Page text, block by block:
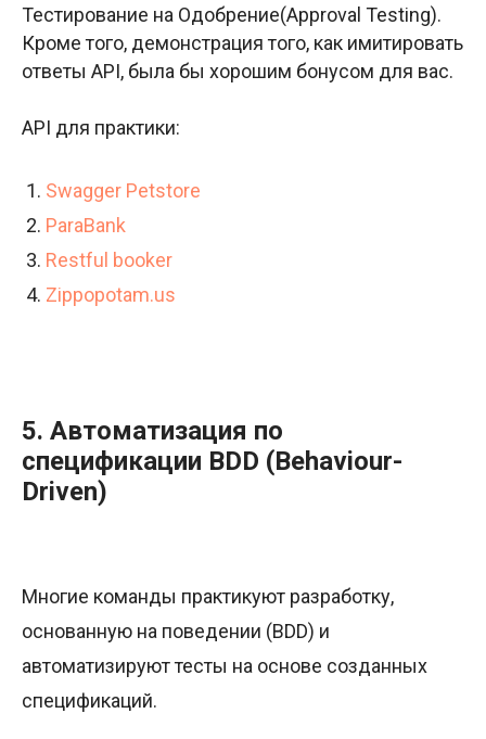
Тестирование на Одобрение(Approval Testing).
Кроме того, демонстрация того, как имитировать
ответы API, была бы хорошим бонусом для вас.
API для практики:
Swagger Petstore
ParaBank
Restful booker
Zippopotam.us
5. Автоматизация по
спецификации BDD (Behaviour-
Driven)
Многие команды практикуют разработку,
основанную на поведении (BDD) и
автоматизируют тесты на основе созданных
спецификаций.